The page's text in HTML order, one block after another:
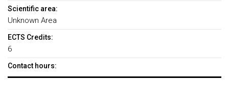
Scientific area:
Unknown Area
ECTS Credits:
6
Contact hours: